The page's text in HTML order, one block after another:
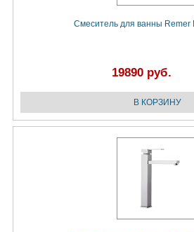
Смеситель для ванны Remer
19890 руб.